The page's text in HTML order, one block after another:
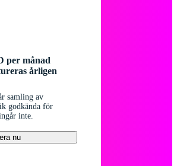
per månad
årligen
samling av
godkända för
inte.
nu